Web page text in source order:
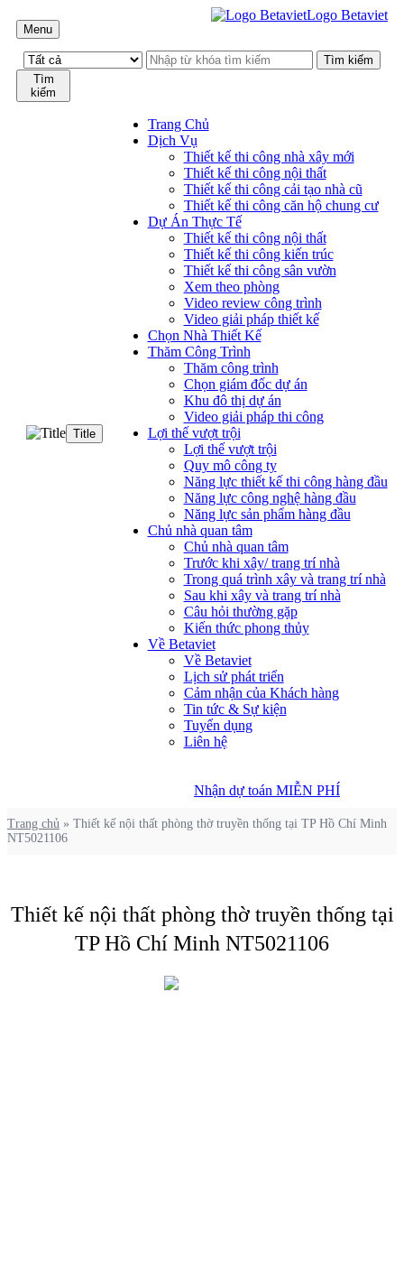
Menu
Logo Betaviet
Tìm
kiếm
Title
Trang Chủ
Dịch Vụ
Thiết kế thi công nhà xây mới
Thiết kế thi công nội thất
Thiết kế thi công cải tạo nhà cũ
Thiết kế thi công căn hộ chung cư
Dự Án Thực Tế
Thiết kế thi công nội thất
Thiết kế thi công kiến trúc
Thiết kế thi công sân vườn
Xem theo phòng
Video review công trình
Video giải pháp thiết kế
Chọn Nhà Thiết Kế
Thăm Công Trình
Thăm công trình
Chọn giám đốc dự án
Khu đô thị dự án
Video giải pháp thi công
Lợi thế vượt trội
Lợi thế vượt trội
Quy mô công ty
Năng lực thiết kế thi công hàng đầu
Năng lực công nghệ hàng đầu
Năng lực sản phẩm hàng đầu
Chủ nhà quan tâm
Chủ nhà quan tâm
Trước khi xây/ trang trí nhà
Trong quá trình xây và trang trí nhà
Sau khi xây và trang trí nhà
Câu hỏi thường gặp
Kiến thức phong thủy
Về Betaviet
Về Betaviet
Lịch sử phát triển
Cảm nhận của Khách hàng
Tin tức & Sự kiện
Tuyển dụng
Liên hệ
Nhận dự toán MIỄN PHÍ
Trang chủ » Thiết kế nội thất phòng thờ truyền thống tại TP Hồ Chí Minh
NT5021106
Thiết kế nội thất phòng thờ truyền thống tại
TP Hồ Chí Minh NT5021106